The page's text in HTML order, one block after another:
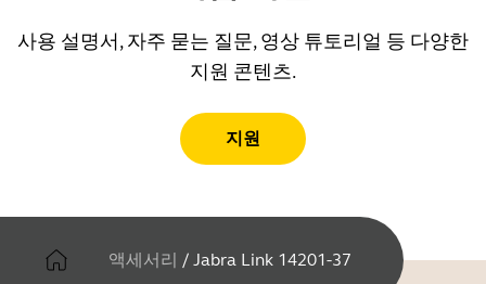
사용 설명서, 자주 묻는 질문, 영상 튜토리얼 등 다양한
지원 콘텐츠.
지원
액세서리 / Jabra Link 14201-37